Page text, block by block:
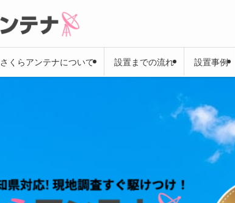
さくらアンテナについて 設置までの流れ 設置事例